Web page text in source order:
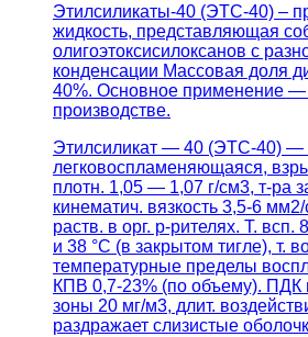
Этилсиликаты-40 (ЭТС-40) –
жидкость, представляющая
олигоэтоксисилоксанов с
конденсации Массовая доля
40%. Основное применение
производстве.
Этилсиликат — 40 (ЭТС-40) —
легковоспламеняющаяся,
плотн. 1,05 — 1,07 г/см3, т-ра
кинематич. вязкость 3,5-6
раств. в орг. р-рителях. Т. всп.
и 38 °С (в закрытом тигле), т.
температурные пределы
КПВ 0,7-23% (по объему). ПДК
зоны 20 мг/м3, длит.
раздражает слизистые